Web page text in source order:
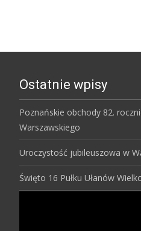
Ostatnie wpisy
Poznańskie obchody 82.
Warszawskiego
Uroczystość jubileuszowa w
Święto 16 Pułku Ułanów